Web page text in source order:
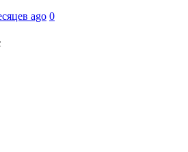
ago 0